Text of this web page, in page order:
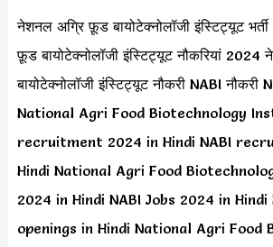
नेशनल अग्रि फ़ूड बायोटेक्नोलॉजी इंस्टिट्यूट
फ़ूड बायोटेक्नोलॉजी इंस्टिट्यूट नौकरियां
बायोटेक्नोलॉजी इंस्टिट्यूट नौकरी NABI नौकरी
National Agri Food Biotechnology
recruitment 2024 in Hindi NABI
Hindi National Agri Food
2024 in Hindi NABI Jobs 2024 in Hindi
openings in Hindi National Agri Food